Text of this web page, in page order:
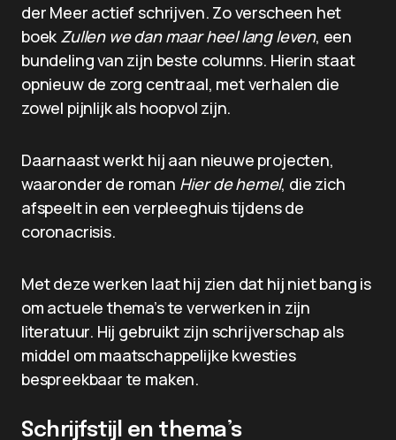
der Meer actief schrijven. Zo verscheen het
boek Zullen we dan maar heel lang leven, een
bundeling van zijn beste columns. Hierin staat
opnieuw de zorg centraal, met verhalen die
zowel pijnlijk als hoopvol zijn.
Daarnaast werkt hij aan nieuwe projecten,
waaronder de roman Hier de hemel, die zich
afspeelt in een verpleeghuis tijdens de
coronacrisis.
Met deze werken laat hij zien dat hij niet bang is
om actuele thema’s te verwerken in zijn
literatuur. Hij gebruikt zijn schrijverschap als
middel om maatschappelijke kwesties
bespreekbaar te maken.
Schrijfstijl en thema’s